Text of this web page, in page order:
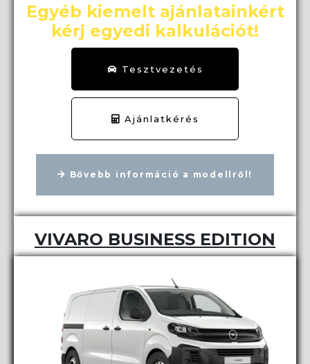
Egyéb kiemelt ajánlatainkért
kérj egyedi kalkulációt!
Tesztvezetés
Ajánlatkérés
Bővebb információ a modellről!
VIVARO BUSINESS EDITION